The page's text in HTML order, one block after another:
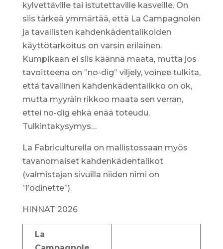
kylvettäville tai istutettaville kasveille. On
siis tärkeä ymmärtää, että La Campagnolen
ja tavallisten kahdenkädentalikoiden
käyttötarkoitus on varsin erilainen.
Kumpikaan ei siis käännä maata, mutta jos
tavoitteena on ”no-dig” viljely, voinee tulkita,
että tavallinen kahdenkädentalikko on ok,
mutta myyräin rikkoo maata sen verran,
ettei no-dig ehkä enää toteudu.
Tulkintakysymys…
La Fabriculturella on mallistossaan myös
tavanomaiset kahdenkädentalikot
(valmistajan sivuilla niiden nimi on
”l’odinette”).
HINNAT 2026
La